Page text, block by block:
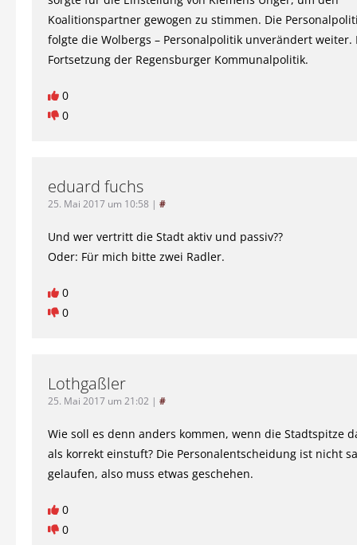
Koalitionspartner gewogen zu stimmen. Die
folgte die Wolbergs – Personalpolitik unverändert weiter.
Fortsetzung der Regensburger Kommunalpolitik.
0
0
eduard fuchs
25. Mai 2017 um 10:58 | #
Und wer vertritt die Stadt aktiv und passiv??
Oder: Für mich bitte zwei Radler.
0
0
Lothgaßler
25. Mai 2017 um 21:02 | #
Wie soll es denn anders kommen, wenn die Stadtspitze
als korrekt einstuft? Die Personalentscheidung ist nicht
gelaufen, also muss etwas geschehen.
0
0